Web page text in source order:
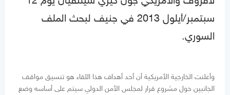
سبتمبر/أيلول 2013 في جنيف لبحث الملف
السوري.
وأعلنت الخارجية الأمريكية أن أحد أهداف هذا اللقاء هو تنسيق مواقف
الجانبين حول مشروع قرار لمجلس الأمن الدولي سيتم على أساسه وضع